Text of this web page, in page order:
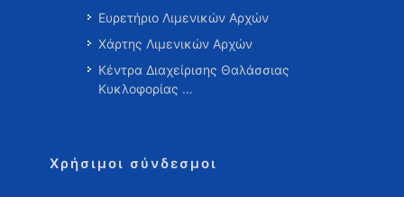
Ευρετήριο Λιμενικών Αρχών
Χάρτης Λιμενικών Αρχών
Κέντρα Διαχείρισης Θαλάσσιας
Κυκλοφορίας …
Χρήσιμοι σύνδεσμοι